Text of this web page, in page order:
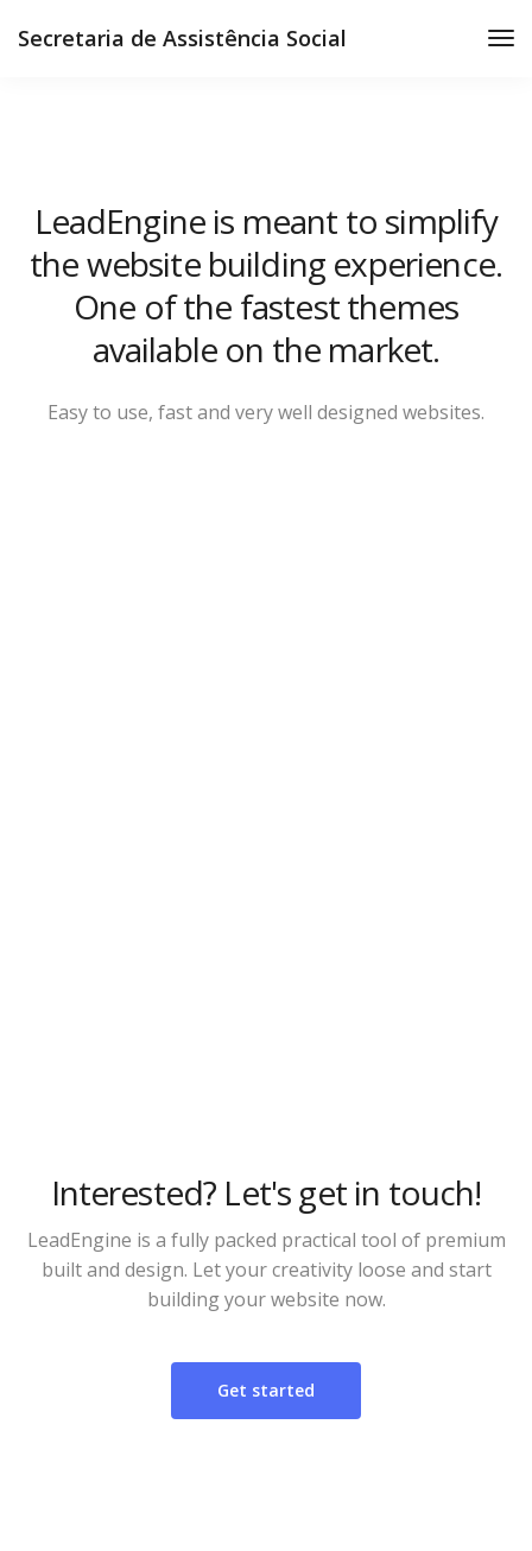
Secretaria de Assistência Social
LeadEngine is meant to simplify
the website building experience.
One of the fastest themes
available on the market.
Easy to use, fast and very well designed websites.
Interested? Let's get in touch!
LeadEngine is a fully packed practical tool of premium
built and design. Let your creativity loose and start
building your website now.
Get started